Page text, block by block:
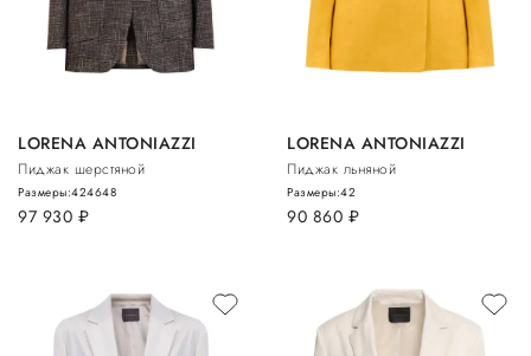
LORENA ANTONIAZZI
Пиджак шерстяной
97 930 руб.
Размеры:424648
LORENA ANTONIAZZI
Пиджак льняной
90 860 руб.
Размеры:42